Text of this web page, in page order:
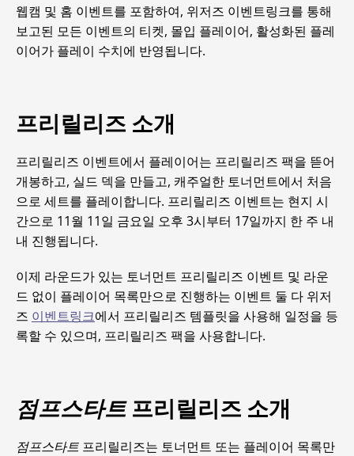
웹캠 및 홈 이벤트를 포함하여, 위저즈 이벤트링크를 통해
보고된 모든 이벤트의 티켓, 몰입 플레이어, 활성화된 플레
이어가 플레이 수치에 반영됩니다.
프리릴리즈 소개
프리릴리즈 이벤트에서 플레이어는 프리릴리즈 팩을 뜯어
개봉하고, 실드 덱을 만들고, 캐주얼한 토너먼트에서 처음
으로 세트를 플레이합니다. 프리릴리즈 이벤트는 현지 시
간으로 11월 11일 금요일 오후 3시부터 17일까지 한 주 내
내 진행됩니다.
이제 라운드가 있는 토너먼트 프리릴리즈 이벤트 및 라운
드 없이 플레이어 목록만으로 진행하는 이벤트 둘 다 위저
즈 이벤트링크에서 프리릴리즈 템플릿을 사용해 일정을 등
록할 수 있으며, 프리릴리즈 팩을 사용합니다.
점프스타트프리릴리즈 소개
점프스타트 프리릴리즈는 토너먼트 또는 플레이어 목록만